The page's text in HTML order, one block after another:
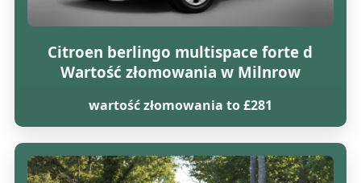
Citroen berlingo multispace forte d
Wartość złomowania w Milnrow
wartość złomowania to £281